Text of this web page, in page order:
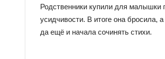
Родственники купили для малышки
усидчивости. В итоге она бросила,
да ещё и начала сочинять стихи.